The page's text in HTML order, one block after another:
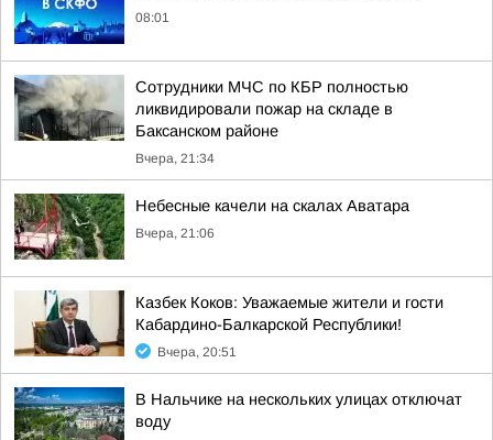
08:01
Сотрудники МЧС по КБР полностью
ликвидировали пожар на складе в
Баксанском районе
Вчера, 21:34
Небесные качели на скалах Аватара
Вчера, 21:06
Казбек Коков: Уважаемые жители и гости
Кабардино-Балкарской Республики!
Вчера, 20:51
В Нальчике на нескольких улицах отключат
воду